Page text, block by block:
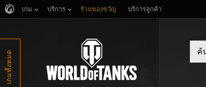
เกม บริการ ร้านของขวัญ บริการลูกค้า
เกมทั้งหมด